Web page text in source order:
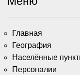
Главная
География
Населённые
Персоналии